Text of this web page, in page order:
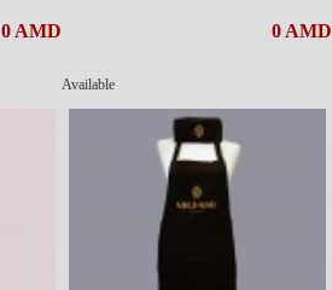
0 AMD 0 AMD
Available